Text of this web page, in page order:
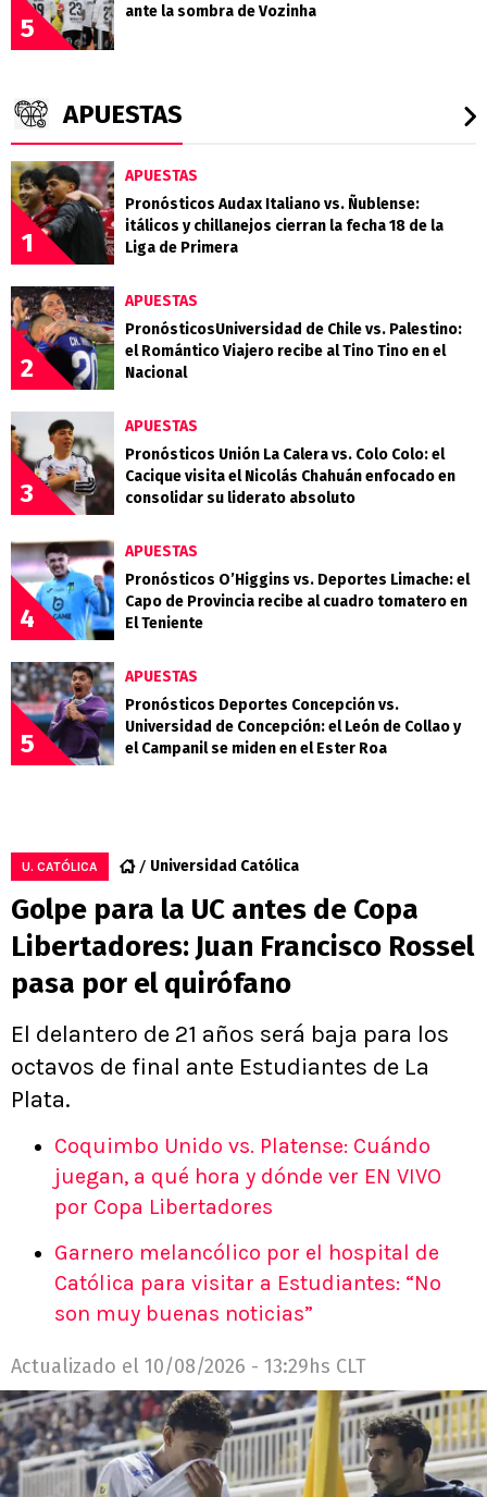
5
ante la sombra de Vozinha
APUESTAS
1
APUESTAS
Pronósticos Audax Italiano vs. Ñublense:
itálicos y chillanejos cierran la fecha 18 de la
Liga de Primera
2
APUESTAS
PronósticosUniversidad de Chile vs. Palestino:
el Romántico Viajero recibe al Tino Tino en el
Nacional
3
APUESTAS
Pronósticos Unión La Calera vs. Colo Colo: el
Cacique visita el Nicolás Chahuán enfocado en
consolidar su liderato absoluto
4
APUESTAS
Pronósticos O’Higgins vs. Deportes Limache: el
Capo de Provincia recibe al cuadro tomatero en
El Teniente
5
APUESTAS
Pronósticos Deportes Concepción vs.
Universidad de Concepción: el León de Collao y
el Campanil se miden en el Ester Roa
U. CATÓLICA Universidad Católica
Golpe para la UC antes de Copa
Libertadores: Juan Francisco Rossel
pasa por el quirófano
El delantero de 21 años será baja para los
octavos de final ante Estudiantes de La
Plata.
Coquimbo Unido vs. Platense: Cuándo
juegan, a qué hora y dónde ver EN VIVO
por Copa Libertadores
Garnero melancólico por el hospital de
Católica para visitar a Estudiantes: “No
son muy buenas noticias”
Actualizado el 10/08/2026 - 13:29hs CLT